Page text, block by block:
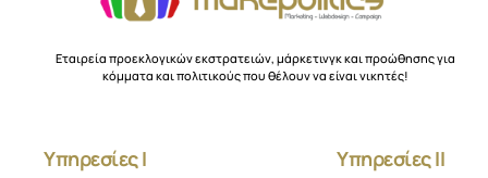
Εταιρεία προεκλογικών εκστρατειών, μάρκετινγκ και προώθησης για
κόμματα και πολιτικούς που θέλουν να είναι νικητές!
Υπηρεσίες Ι Υπηρεσίες ΙΙ